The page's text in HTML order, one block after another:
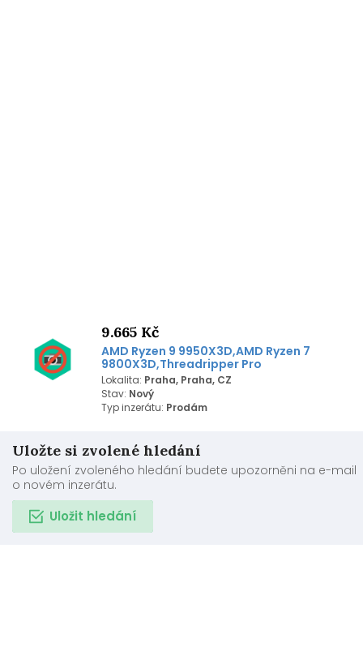
9.665 Kč
AMD Ryzen 9 9950X3D,AMD Ryzen 7
9800X3D,Threadripper Pro
Lokalita: Praha, Praha, CZ
Stav: Nový
Typ inzerátu: Prodám
Uložte si zvolené hledání
Po uložení zvoleného hledání budete upozorněni na e-mail
o novém inzerátu.
Uložit hledání